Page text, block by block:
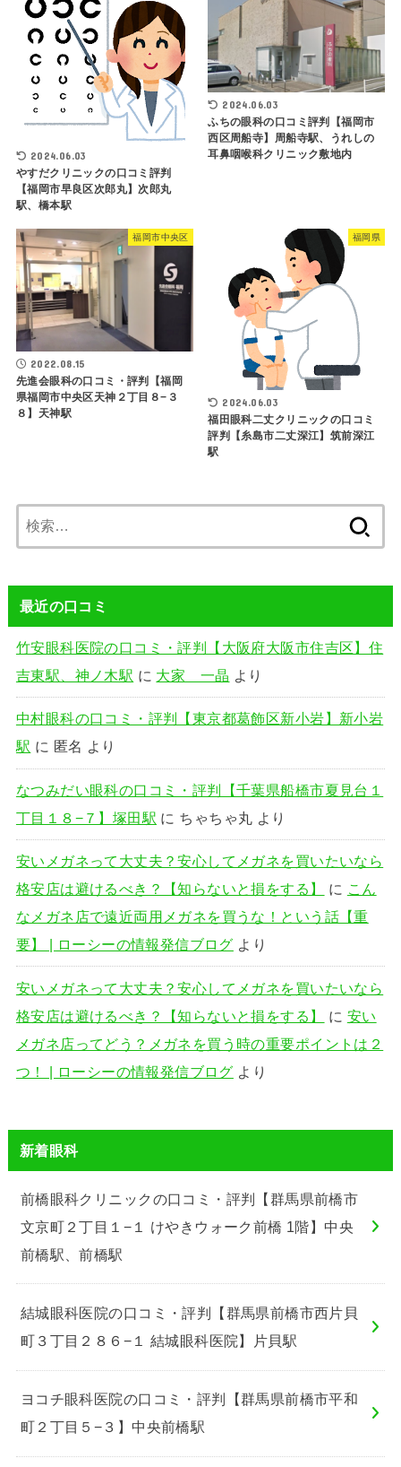
2024.06.03
やすだクリニックの口コミ評判
【福岡市早良区次郎丸】次郎丸
駅、橋本駅
2024.06.03
ふちの眼科の口コミ評判【福岡市
西区周船寺】周船寺駅、うれしの
耳鼻咽喉科クリニック敷地内
福岡市中央区
2022.08.15
先進会眼科の口コミ・評判【福岡
県福岡市中央区天神２丁目８−３
８】天神駅
福岡県
2024.06.03
福田眼科二丈クリニックの口コミ
評判【糸島市二丈深江】筑前深江
駅
索:
最近の口コミ
竹安眼科医院の口コミ・評判【大阪府大阪市住吉区】住
吉東駅、神ノ木駅 に 大家 一晶 より
中村眼科の口コミ・評判【東京都葛飾区新小岩】新小岩
駅 に 匿名 より
なつみだい眼科の口コミ・評判【千葉県船橋市夏見台１
丁目１８−７】塚田駅 に ちゃちゃ丸 より
安いメガネって大丈夫？安心してメガネを買いたいなら
格安店は避けるべき？【知らないと損をする】
に こん
なメガネ店で遠近両用メガネを買うな！という話【重
要】 | ローシーの情報発信ブログ より
安いメガネって大丈夫？安心してメガネを買いたいなら
格安店は避けるべき？【知らないと損をする】
に 安い
メガネ店ってどう？メガネを買う時の重要ポイントは２
つ！ | ローシーの情報発信ブログ より
新着眼科
前橋眼科クリニックの口コミ・評判【群馬県前橋市
文京町２丁目１−１ けやきウォーク前橋 1階】中央
前橋駅、前橋駅
結城眼科医院の口コミ・評判【群馬県前橋市西片貝
町３丁目２８６−１ 結城眼科医院】片貝駅
ヨコチ眼科医院の口コミ・評判【群馬県前橋市平和
町２丁目５−３】中央前橋駅